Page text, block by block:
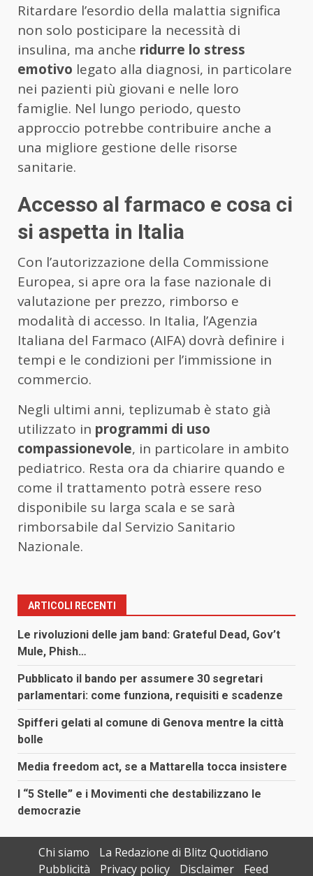
Ritardare l’esordio della malattia significa
non solo posticipare la necessità di
insulina, ma anche ridurre lo stress
emotivo legato alla diagnosi, in particolare
nei pazienti più giovani e nelle loro
famiglie. Nel lungo periodo, questo
approccio potrebbe contribuire anche a
una migliore gestione delle risorse
sanitarie.
Accesso al farmaco e cosa ci
si aspetta in Italia
Con l’autorizzazione della Commissione
Europea, si apre ora la fase nazionale di
valutazione per prezzo, rimborso e
modalità di accesso. In Italia, l’Agenzia
Italiana del Farmaco (AIFA) dovrà definire i
tempi e le condizioni per l’immissione in
commercio.
Negli ultimi anni, teplizumab è stato già
utilizzato in programmi di uso
compassionevole, in particolare in ambito
pediatrico. Resta ora da chiarire quando e
come il trattamento potrà essere reso
disponibile su larga scala e se sarà
rimborsabile dal Servizio Sanitario
Nazionale.
ARTICOLI RECENTI
Le rivoluzioni delle jam band: Grateful Dead, Gov’t
Mule, Phish…
Pubblicato il bando per assumere 30 segretari
parlamentari: come funziona, requisiti e scadenze
Spifferi gelati al comune di Genova mentre la città
bolle
Media freedom act, se a Mattarella tocca insistere
I “5 Stelle” e i Movimenti che destabilizzano le
democrazie
Chi siamo
La Redazione di Blitz Quotidiano
Pubblicità
Privacy policy Disclaimer Feed